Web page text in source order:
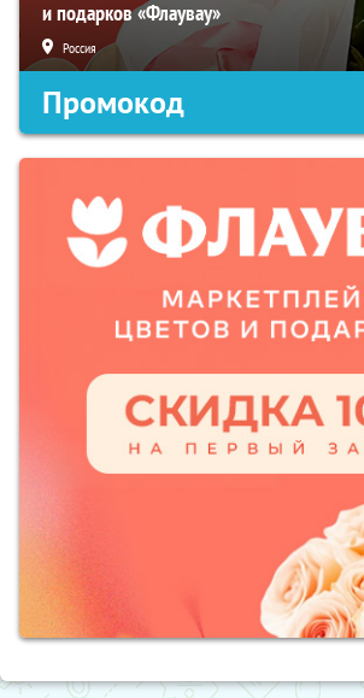
и подарков «Флаувау»
Россия
Промокод